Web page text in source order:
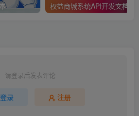
权益商城系统API开发文档大
请登录后发表评论
登录 注册